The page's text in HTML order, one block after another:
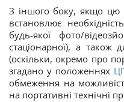
З іншого боку, якщо цю
встановлює
будь-якої фото/
стаціонарної), а також
(оскільки, окремо про
згадано у положеннях
обмеження на
на портативні технічні